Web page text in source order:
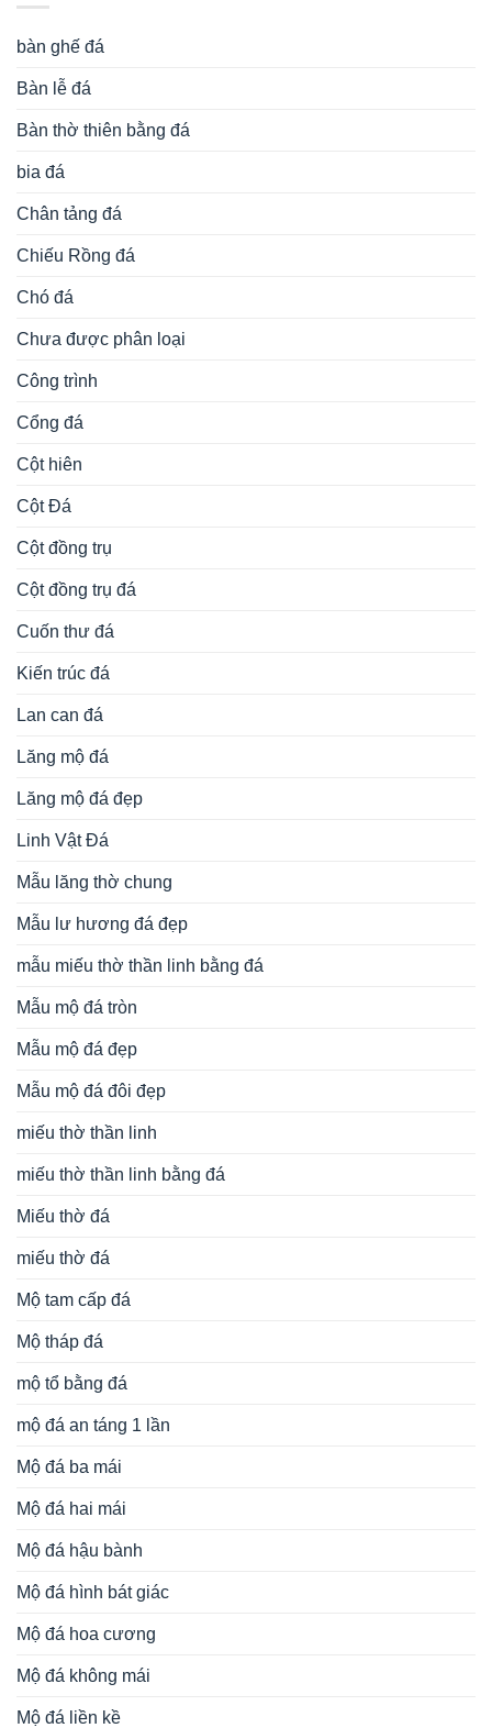
bàn ghế đá
Bàn lễ đá
Bàn thờ thiên bằng đá
bia đá
Chân tảng đá
Chiếu Rồng đá
Chó đá
Chưa được phân loại
Công trình
Cổng đá
Cột hiên
Cột Đá
Cột đồng trụ
Cột đồng trụ đá
Cuốn thư đá
Kiến trúc đá
Lan can đá
Lăng mộ đá
Lăng mộ đá đẹp
Linh Vật Đá
Mẫu lăng thờ chung
Mẫu lư hương đá đẹp
mẫu miếu thờ thần linh bằng đá
Mẫu mộ đá tròn
Mẫu mộ đá đẹp
Mẫu mộ đá đôi đẹp
miếu thờ thần linh
miếu thờ thần linh bằng đá
Miếu thờ đá
miếu thờ đá
Mộ tam cấp đá
Mộ tháp đá
mộ tổ bằng đá
mộ đá an táng 1 lần
Mộ đá ba mái
Mộ đá hai mái
Mộ đá hậu bành
Mộ đá hình bát giác
Mộ đá hoa cương
Mộ đá không mái
Mộ đá liền kề